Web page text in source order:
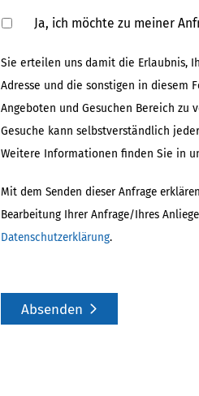
Ja, ich möchte zu meiner
Sie erteilen uns damit die Erlaubnis,
Adresse und die sonstigen in diesem
Angeboten und Gesuchen Bereich zu
Gesuche kann selbstverständlich
Weitere Informationen finden Sie in
Mit dem Senden dieser Anfrage
Bearbeitung Ihrer Anfrage/Ihres
Datenschutzerklärung.
Absenden